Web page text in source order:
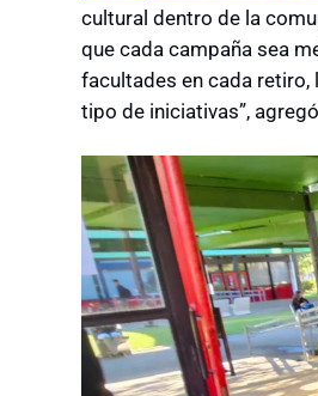
cultural dentro de la
que cada campaña sea
facultades en cada
tipo de iniciativas”,